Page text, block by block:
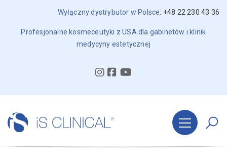
Wyłączny dystrybutor w Polsce: +48 22 230 43 36
Profesjonalne kosmeceutyki z USA dla gabinetów i klinik
medycyny estetycznej